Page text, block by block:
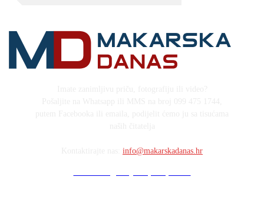
info@makarskadanas.hr